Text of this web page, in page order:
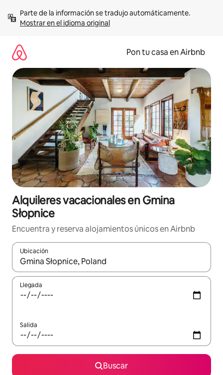
contenidoMostrar en el idioma original
Pon tu casa en Airbnb
Alquileres vacacionales en Gmina
Słopnice
Encuentra y reserva alojamientos únicos en Airbnb
Ubicación
Cuando los resultados estén disponibles, navega con las
Llegada
Salida
Buscar